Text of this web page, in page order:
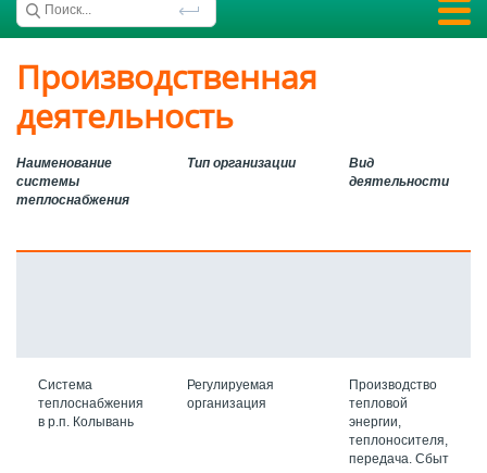
Производственная
деятельность
Наименование
системы
теплоснабжения
Тип организации
Вид
деятельности
Система
теплоснабжения
в р.п. Колывань
Регулируемая
организация
Производство
тепловой
энергии,
теплоносителя,
передача. Сбыт